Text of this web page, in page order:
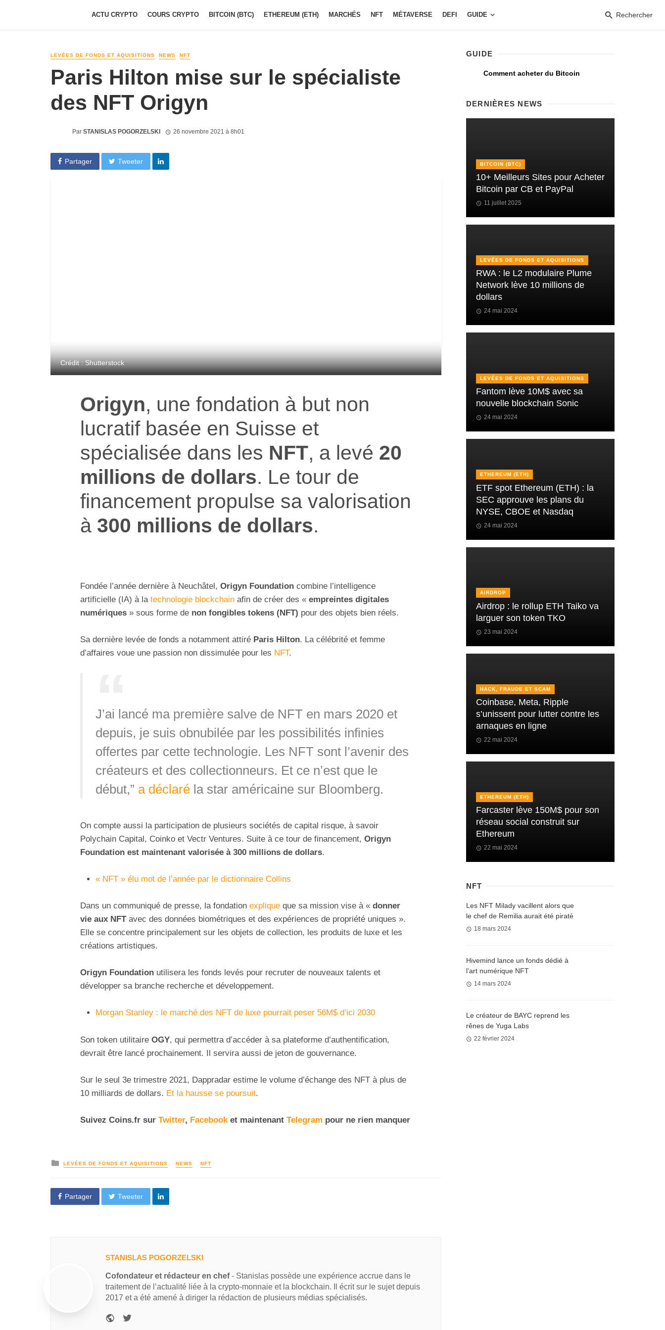
ACTU CRYPTO COURS CRYPTO BITCOIN (BTC) ETHEREUM (ETH) MARCHÉS NFT MÉTAVERSE DEFI GUIDE Rechercher
LEVÉES DE FONDS ET AQUISITIONS NEWS NFT
Paris Hilton mise sur le spécialiste
des NFT Origyn
Par STANISLAS POGORZELSKI 26 novembre 2021 à 8h01
Partager Tweeter
Crédit : Shutterstock
Origyn, une fondation à but non
lucratif basée en Suisse et
spécialisée dans les NFT, a levé 20
millions de dollars. Le tour de
financement propulse sa valorisation
à 300 millions de dollars.
Fondée l’année dernière à Neuchâtel, Origyn Foundation combine l’intelligence
artificielle (IA) à la technologie blockchain afin de créer des « empreintes digitales
numériques » sous forme de non fongibles tokens (NFT) pour des objets bien réels.
Sa dernière levée de fonds a notamment attiré Paris Hilton. La célébrité et femme
d’affaires voue une passion non dissimulée pour les NFT.
J’ai lancé ma première salve de NFT en mars 2020 et
depuis, je suis obnubilée par les possibilités infinies
offertes par cette technologie. Les NFT sont l’avenir des
créateurs et des collectionneurs. Et ce n’est que le
début,” a déclaréla star américaine sur Bloomberg.
On compte aussi la participation de plusieurs sociétés de capital risque, à savoir
Polychain Capital, Coinko et Vectr Ventures. Suite à ce tour de financement, Origyn
Foundation est maintenant valorisée à 300 millions de dollars.
« NFT » élu mot de l’année par le dictionnaire Collins
Dans un communiqué de presse, la fondation explique que sa mission vise à « donner
vie aux NFTavec des données biométriques et des expériences de propriété uniques ».
Elle se concentre principalement sur les objets de collection, les produits de luxe et les
créations artistiques.
Origyn Foundation utilisera les fonds levés pour recruter de nouveaux talents et
développer sa branche recherche et développement.
Morgan Stanley : le marché des NFT de luxe pourrait peser 56M$ d’ici 2030
Son token utilitaire OGY, qui permettra d’accéder à sa plateforme d’authentification,
devrait être lancé prochainement. Il servira aussi de jeton de gouvernance.
Sur le seul 3e trimestre 2021, Dappradar estime le volume d’échange des NFT à plus de
10 milliards de dollars. Et la hausse se poursuit.
Suivez Coins.fr sur Twitter, Facebooket maintenant Telegram pour ne rien manquer
LEVÉES DE FONDS ET AQUISITIONS NEWS NFT
Partager Tweeter
STANISLAS POGORZELSKI
Cofondateur et rédacteur en chef- Stanislas possède une expérience accrue dans le
traitement de l’actualité liée à la crypto-monnaie et la blockchain. Il écrit sur le sujet depuis
2017 et a été amené à diriger la rédaction de plusieurs médias spécialisés.
GUIDE
Comment acheter du Bitcoin
DERNIÈRES NEWS
BITCOIN (BTC)
10+ Meilleurs Sites pour Acheter
Bitcoin par CB et PayPal
11 juillet 2025
LEVÉES DE FONDS ET AQUISITIONS
RWA : le L2 modulaire Plume
Network lève 10 millions de
dollars
24 mai 2024
LEVÉES DE FONDS ET AQUISITIONS
Fantom lève 10M$ avec sa
nouvelle blockchain Sonic
24 mai 2024
ETHEREUM (ETH)
ETF spot Ethereum (ETH) : la
SEC approuve les plans du
NYSE, CBOE et Nasdaq
24 mai 2024
AIRDROP
Airdrop : le rollup ETH Taiko va
larguer son token TKO
23 mai 2024
HACK, FRAUDE ET SCAM
Coinbase, Meta, Ripple
s’unissent pour lutter contre les
arnaques en ligne
22 mai 2024
ETHEREUM (ETH)
Farcaster lève 150M$ pour son
réseau social construit sur
Ethereum
22 mai 2024
NFT
Les NFT Milady vacillent alors que
le chef de Remilia aurait été piraté
18 mars 2024
Hivemind lance un fonds dédié à
l’art numérique NFT
14 mars 2024
Le créateur de BAYC reprend les
rênes de Yuga Labs
22 février 2024